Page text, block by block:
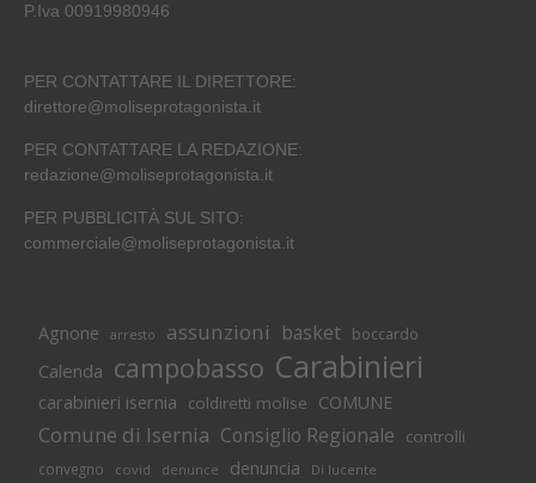
P.Iva 00919980946
PER CONTATTARE IL DIRETTORE:
direttore@moliseprotagonista.it
PER CONTATTARE LA REDAZIONE:
redazione@moliseprotagonista.it
PER PUBBLICITÀ SUL SITO:
commerciale@moliseprotagonista.it
Agnone arresto assunzioni basket boccardo
Calenda campobasso Carabinieri
carabinieri isernia coldiretti molise COMUNE
Comune di Isernia Consiglio Regionale controlli
convegno covid denunce denuncia Di lucente